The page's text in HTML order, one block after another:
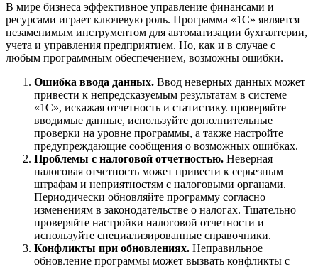
В мире бизнеса эффективное управление финансами и
ресурсами играет ключевую роль. Программа «1C» является
незаменимым инструментом для автоматизации бухгалтерии,
учета и управления предприятием. Но, как и в случае с
любым программным обеспечением, возможны ошибки.
Ошибка ввода данных. Ввод неверных данных может
привести к непредсказуемым результатам в системе
«1C», искажая отчетность и статистику. проверяйте
вводимые данные, используйте дополнительные
проверки на уровне программы, а также настройте
предупреждающие сообщения о возможных ошибках.
Проблемы с налоговой отчетностью. Неверная
налоговая отчетность может привести к серьезным
штрафам и неприятностям с налоговыми органами.
Периодически обновляйте программу согласно
изменениям в законодательстве о налогах. Тщательно
проверяйте настройки налоговой отчетности и
используйте специализированные справочники.
Конфликты при обновлениях. Неправильное
обновление программы может вызвать конфликты с